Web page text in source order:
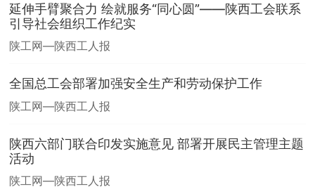
延伸手臂聚合力 绘就服务“同心圆”——陕西工会联系
引导社会组织工作纪实
陕工网—陕西工人报
全国总工会部署加强安全生产和劳动保护工作
陕工网—陕西工人报
陕西六部门联合印发实施意见 部署开展民主管理主题
活动
陕工网—陕西工人报